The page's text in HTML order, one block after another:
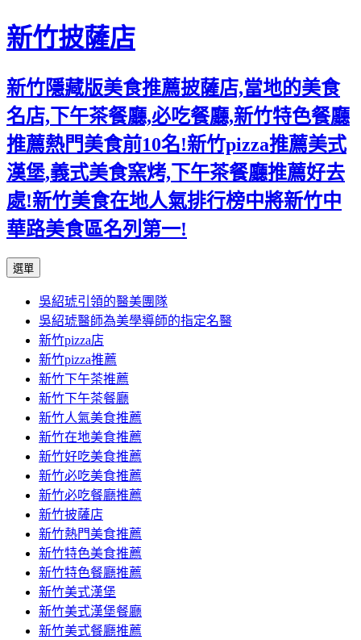
新竹披薩店
新竹隱藏版美食推薦披薩店,當地的美食
名店,下午茶餐廳,必吃餐廳,新竹特色餐廳
推薦熱門美食前10名!新竹pizza推薦美式
漢堡,義式美食窯烤,下午茶餐廳推薦好去
處!新竹美食在地人氣排行榜中將新竹中
華路美食區名列第一!
選單
主
要
內
容
吳紹琥引領的醫美團隊
吳紹琥醫師為美學導師的指定名醫
新竹pizza店
新竹pizza推薦
新竹下午茶推薦
新竹下午茶餐廳
新竹人氣美食推薦
新竹在地美食推薦
新竹好吃美食推薦
新竹必吃美食推薦
新竹必吃餐廳推薦
新竹披薩店
新竹熱門美食推薦
新竹特色美食推薦
新竹特色餐廳推薦
新竹美式漢堡
新竹美式漢堡餐廳
新竹美式餐廳推薦